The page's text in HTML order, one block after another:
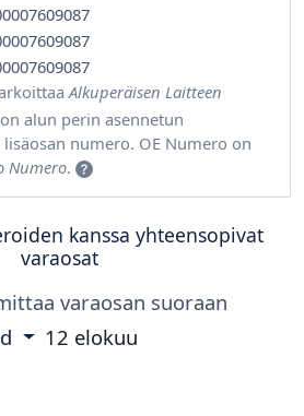
Alkuperäisen Laitteen
alun perin asennetun
numero. OE Numero on
Numero.
kanssa yhteensopivat
varaosat
varaosan suoraan
12 elokuu